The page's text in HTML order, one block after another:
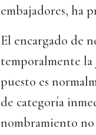
embajadores, ha
El encargado de
temporalmente
puesto es
de categoría
nombramiento